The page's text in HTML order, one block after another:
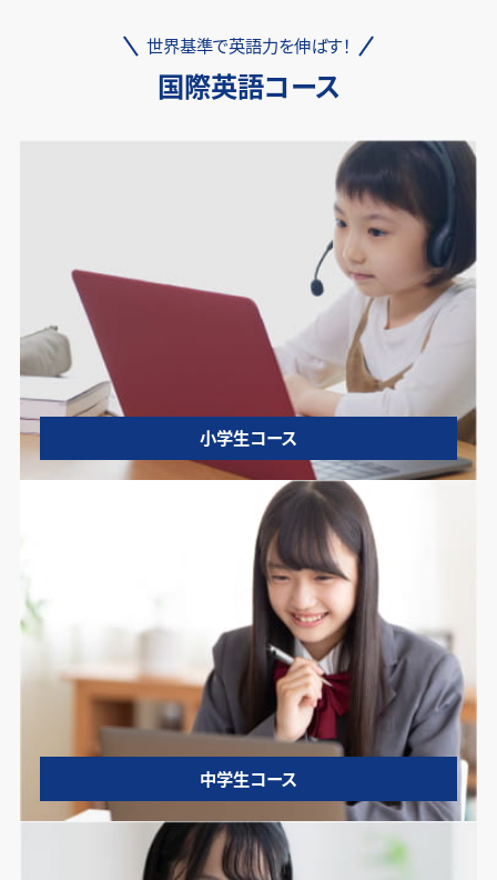
世界基準で英語力を伸ばす！
国際英語コース
小学生コース
中学生コース